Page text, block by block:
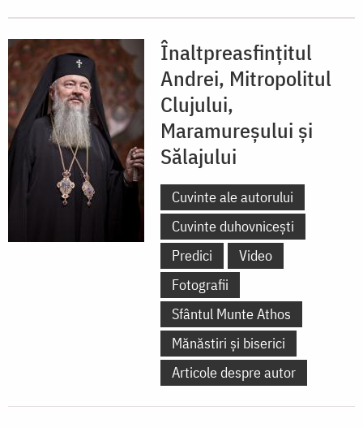
Înaltpreasfințitul
Andrei, Mitropolitul
Clujului,
Maramureșului și
Sălajului
Cuvinte ale autorului
Cuvinte duhovnicești
Predici
Video
Fotografii
Sfântul Munte Athos
Mănăstiri și biserici
Articole despre autor